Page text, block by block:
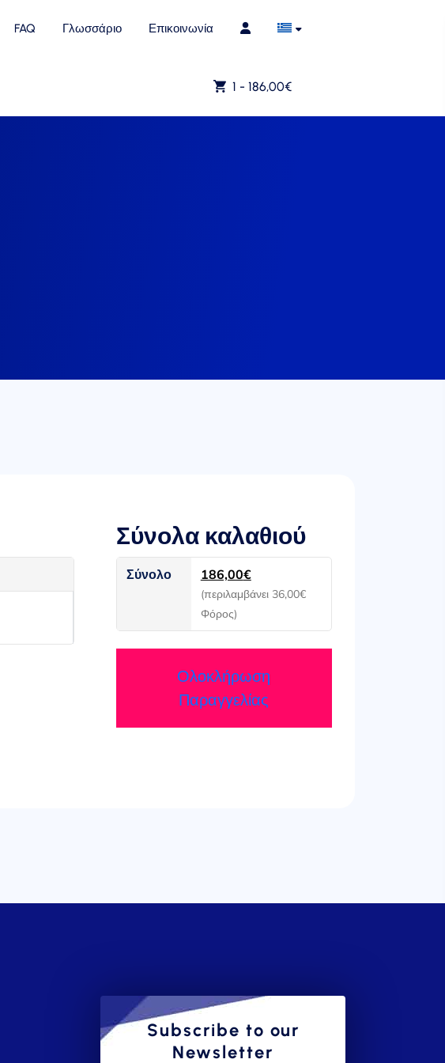
FAQ Γλωσσάριο Επικοινωνία
1 - 186,00€
Σύνολα καλαθιού
Σύνολο 186,00€
(περιλαμβάνει 36,00€
Φόρος)
Ολοκλήρωση
Παραγγελίας
Subscribe to our
Newsletter